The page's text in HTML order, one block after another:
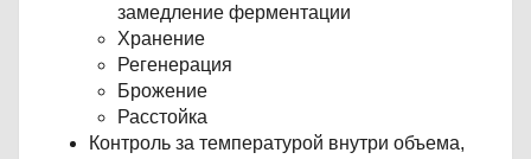
замедление ферментации
Хранение
Регенерация
Брожение
Расстойка
Контроль за температурой внутри объема,